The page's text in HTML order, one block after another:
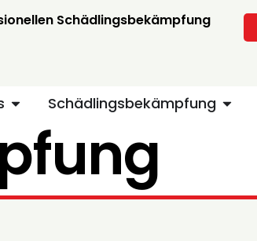
Schädlingsbekämpfung
Schädlingsbekämpfung